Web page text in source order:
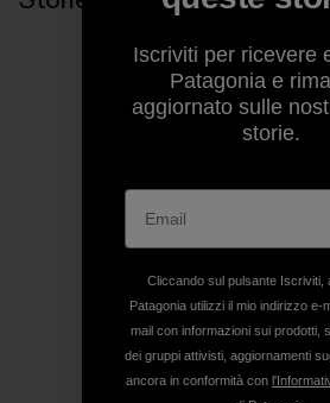
Iscriviti per ricevere
Patagonia e
aggiornato sulle
storie.
Cliccando sul pulsante Iscriviti,
Patagonia utilizzi il mio indirizzo e-
mail con informazioni sui prodotti,
dei gruppi attivisti, aggiornamenti
ancora in conformità con